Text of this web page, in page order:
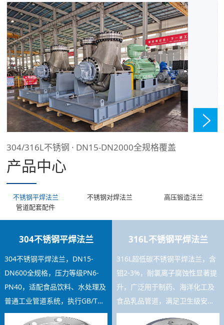
304/316L不锈钢 · DN15-DN2000全规格覆盖
产品中心
不锈钢平焊法兰 不锈钢对焊法兰
高压锻造法兰
管道配套配件
304不锈钢平焊法兰
304不锈钢平焊法兰，DN15-
DN600全规格，压力等级PN6-
PN40，适配食品饮料、水处理及
普通工业管道系统，执行GB/T
9119标准，焊接工艺稳定，库存
316L不锈钢平焊法兰
316L超低碳不锈钢平焊法兰，含
钼2-3%，耐氯离子腐蚀性显著提
升，广泛用于制药、海洋化工及
食品乳品管道，满足卫生级安装
要求，可提供材质证书及SGS检